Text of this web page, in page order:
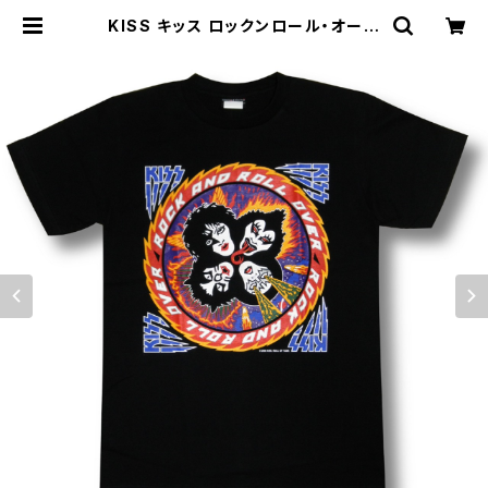
KISS キッス ロックンロール・オーバ
Ｔシャツ wof KISS-24 | alternat
ive_tokyo